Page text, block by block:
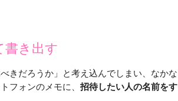
書き出す
きだろうか」と考え込んでしまい、なかな
フォンのメモに、 招待したい人の名前をす